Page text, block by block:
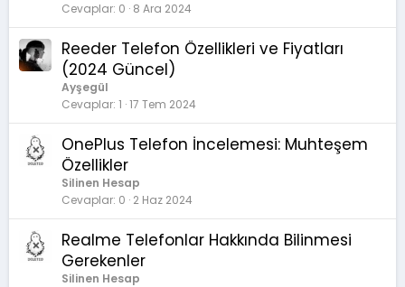
Cevaplar 0 8 Ara 2024
Reeder Telefon Özellikleri ve Fiyatları
(2024 Güncel)
Ayşegül
Cevaplar 1 17 Tem 2024
OnePlus Telefon İncelemesi: Muhteşem
Özellikler
Silinen Hesap
Cevaplar 0 2 Haz 2024
Realme Telefonlar Hakkında Bilinmesi
Gerekenler
Silinen Hesap